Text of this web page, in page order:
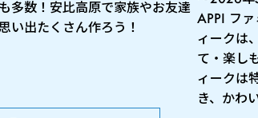
多数！安比高原で家族やお友達
い出たくさん作ろう！
APPI フ
ィークは
て・楽し
ィークは
き、かわ